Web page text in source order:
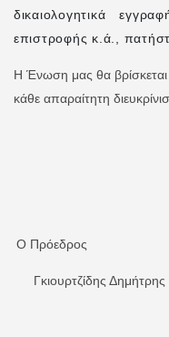
δικαιολογητικά
επιστροφής κ.ά.,
Η Ένωση μας θα βρίσκεται
κάθε απαραίτητη
Ο